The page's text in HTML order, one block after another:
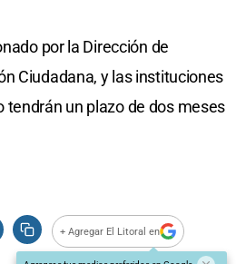
por la Dirección de
Ciudadana, y las instituciones
tendrán un plazo de dos meses
+ Agregar El Litoral en